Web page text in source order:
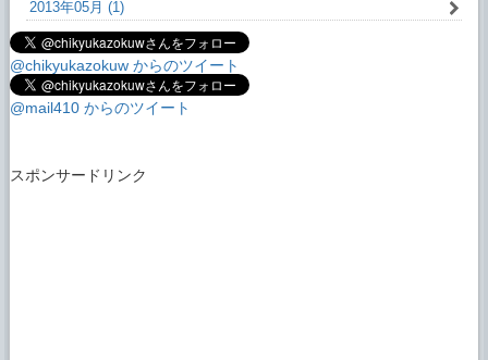
2013年05月 (1)
@chikyukazokuw からのツイート
@mail410 からのツイート
スポンサードリンク